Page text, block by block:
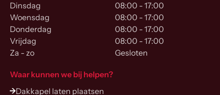
Dinsdag
Woensdag
Donderdag
Vrijdag
Za - zo
08:00 - 17:00
08:00 - 17:00
08:00 - 17:00
08:00 - 17:00
Gesloten
Waar kunnen we bij helpen?
Dakkapel laten plaatsen